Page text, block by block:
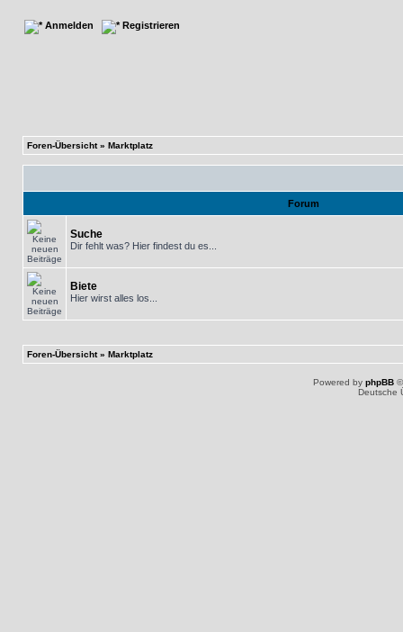
Anmelden Registrieren
Foren-Übersicht» Marktplatz
Forum
Suche
Dir fehlt was? Hier findest du es...
Biete
Hier wirst alles los...
Foren-Übersicht» Marktplatz
Powered by phpBB
Deutsche